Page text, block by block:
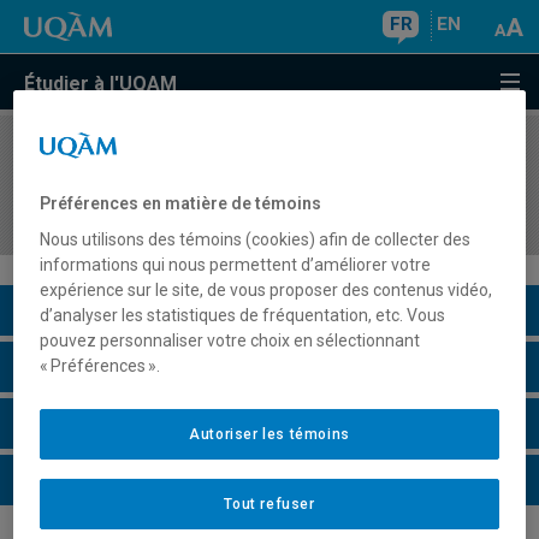
FR EN
Étudier à l'UQAM
COURS//
services financiers
Description du cours
Horaire - Été 2026
Horaire - Automne 2026
Horaire - Hiver 2027
Préférences en matière de témoins
Nous utilisons des témoins (cookies) afin de collecter des
informations qui nous permettent d’améliorer votre
expérience sur le site, de vous proposer des contenus vidéo,
d’analyser les statistiques de fréquentation, etc. Vous
pouvez personnaliser votre choix en sélectionnant
« Préférences ».
Tout refuser
Autoriser les témoins